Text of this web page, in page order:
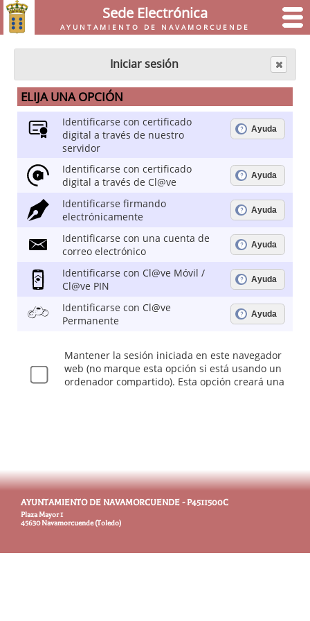
Sede Electrónica
AYUNTAMIENTO DE NAVAMORCUENDE
Iniciar sesión
AYUNTAMIENTO DE NAVAMORCUENDE - P4511500C
Plaza Mayor 1
45630 Navamorcuende (Toledo)